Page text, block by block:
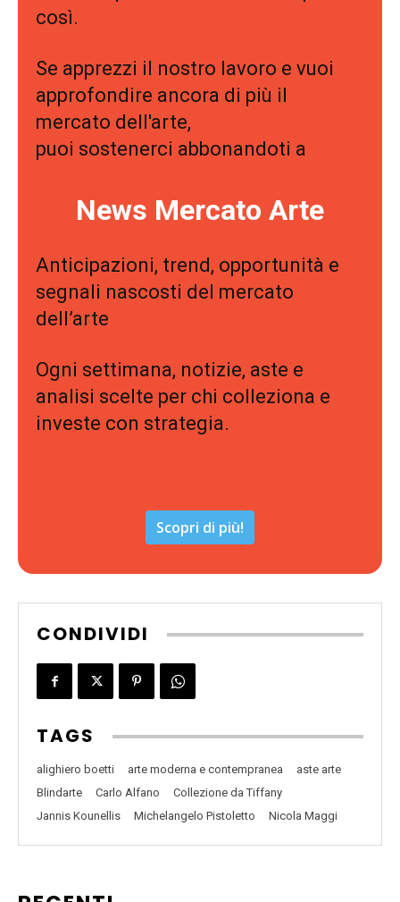
così.
Se apprezzi il nostro lavoro e vuoi
approfondire ancora di più il
mercato dell'arte,
puoi sostenerci abbonandoti a
News Mercato Arte
Anticipazioni, trend, opportunità e
segnali nascosti del mercato
dell’arte
Ogni settimana, notizie, aste e
analisi scelte per chi colleziona e
investe con strategia.
Scopri di più!
CONDIVIDI
TAGS
alighiero boetti arte moderna e contempranea
aste arte
Blindarte
Carlo Alfano
Collezione da Tiffany
Jannis Kounellis
Michelangelo Pistoletto Nicola Maggi